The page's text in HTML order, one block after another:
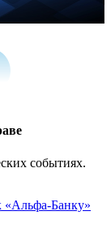
событиях.
«Альфа-Банку»